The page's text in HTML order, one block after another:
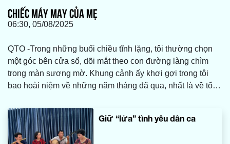
CHIẾC MÁY MAY CỦA MẸ
06:30, 05/08/2025
QTO -Trong những buổi chiều tĩnh lặng, tôi thường chọn
một góc bên cửa sổ, dõi mắt theo con đường làng chìm
trong màn sương mờ. Khung cảnh ấy khơi gợi trong tôi
bao hoài niệm về những năm tháng đã qua, nhất là về tổ
lặng lẽ vun vén và chăm sóc cho cả gia đình. Và ở đó,
giữa bao nhiêu vật dụng thân thuộc, tôi vẫn mãi nhớ về
chiếc máy may cũ kỹ của mẹ, một món đồ tưởng chừng đã
Giữ “lửa” tình yêu dân ca